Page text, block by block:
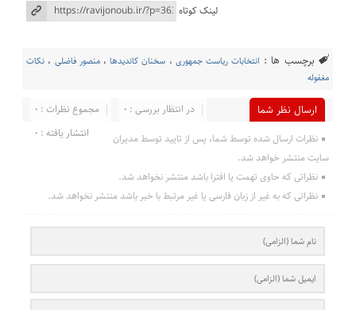
لینک کوتاه
برچسب ها : انتخابات ریاست جمهوری ، سخنان کاندیدها،منصور فاضلی ، نکات
مغفوله
ارسال نظر شما مجموع نظرات : 0
در انتظار بررسی : 0
انتشار یافته : 0
نظرات ارسال شده توسط شما، پس از تایید توسط مدیران
سایت منتشر خواهد شد.
نظراتی که حاوی تهمت یا افترا باشد منتشر نخواهد شد.
نظراتی که به غیر از زبان فارسی یا غیر مرتبط با خبر باشد منتشر نخواهد شد.